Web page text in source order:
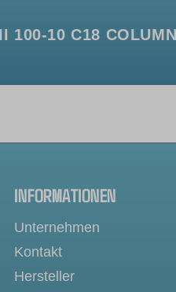
100-10 C18
INFORMATIONEN
Unternehmen
Kontakt
Hersteller